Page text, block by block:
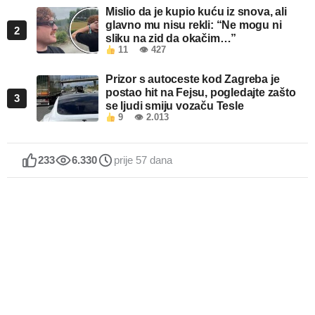
2
Mislio da je kupio kuću iz snova, ali
glavno mu nisu rekli: “Ne mogu ni
sliku na zid da okačim…”
11 👁 427
3
Prizor s autoceste kod Zagreba je
postao hit na Fejsu, pogledajte zašto
se ljudi smiju vozaču Tesle
9 👁 2.013
233 6.330 prije 57 dana